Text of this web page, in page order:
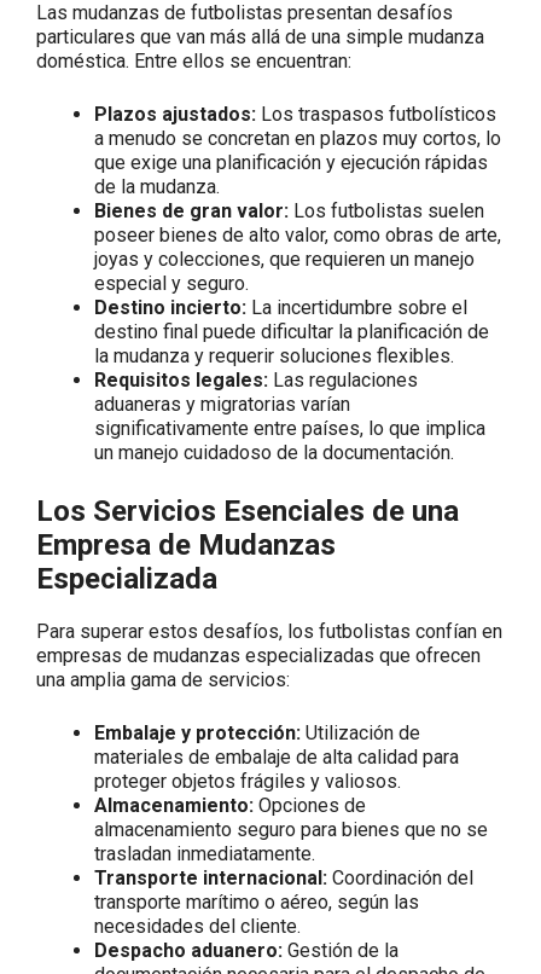
Las mudanzas de futbolistas presentan desafíos
particulares que van más allá de una simple mudanza
doméstica. Entre ellos se encuentran:
Plazos ajustados: Los traspasos futbolísticos
a menudo se concretan en plazos muy cortos, lo
que exige una planificación y ejecución rápidas
de la mudanza.
Bienes de gran valor: Los futbolistas suelen
poseer bienes de alto valor, como obras de arte,
joyas y colecciones, que requieren un manejo
especial y seguro.
Destino incierto: La incertidumbre sobre el
destino final puede dificultar la planificación de
la mudanza y requerir soluciones flexibles.
Requisitos legales: Las regulaciones
aduaneras y migratorias varían
significativamente entre países, lo que implica
un manejo cuidadoso de la documentación.
Los Servicios Esenciales de una
Empresa de Mudanzas
Especializada
Para superar estos desafíos, los futbolistas confían en
empresas de mudanzas especializadas que ofrecen
una amplia gama de servicios:
Embalaje y protección: Utilización de
materiales de embalaje de alta calidad para
proteger objetos frágiles y valiosos.
Almacenamiento: Opciones de
almacenamiento seguro para bienes que no se
trasladan inmediatamente.
Transporte internacional: Coordinación del
transporte marítimo o aéreo, según las
necesidades del cliente.
Despacho aduanero: Gestión de la